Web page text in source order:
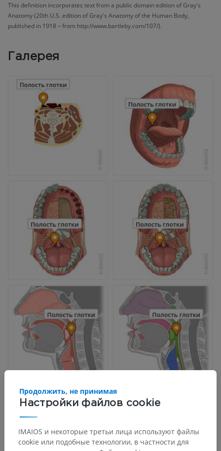
This definition incorporates text from a public domain edition of Gray's
Anatomy (20th U.S. edition of Gray's Anatomy of the Human Body,
published in 1918 – from http://www.bartleby.com/107/).
Галерея
Настройки файлов cookie
Продолжить, не принимая
IMAIOS и некоторые третьи лица используют файлы
cookie или подобные технологии, в частности для